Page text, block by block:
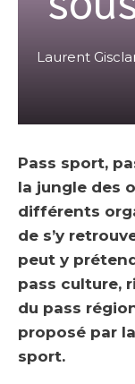
Laurent
Pass sport,
la jungle des
différents
de s’y
peut y
pass culture,
du pass
proposé par
sport.